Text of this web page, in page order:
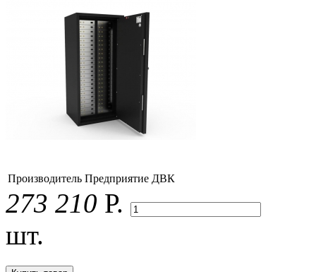
Производитель Предприятие ДВК
273 210 Р.
шт.